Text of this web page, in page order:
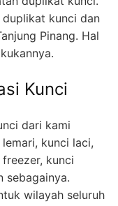
duplikat kunci dan
Pinang. Hal
Kunci
dari kami
kunci laci,
kunci
sebagainya.
wilayah seluruh